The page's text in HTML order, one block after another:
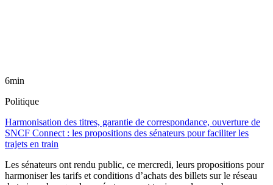
6min
Politique
Harmonisation des titres, garantie de correspondance, ouverture de
SNCF Connect : les propositions des sénateurs pour faciliter les
trajets en train
Les sénateurs ont rendu public, ce mercredi, leurs propositions pour
harmoniser les tarifs et conditions d’achats des billets sur le réseau